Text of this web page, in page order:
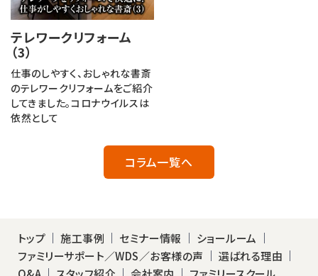
テレワークリフォーム
（3）
仕事のしやすく、おしゃれな書斎
のテレワークリフォームをご紹介
してきました。コロナウイルスは
依然として
コラム一覧へ
トップ 施工事例 セミナー情報
ショールーム
ファミリーサポート／WDS／お客様の声
選ばれる理由